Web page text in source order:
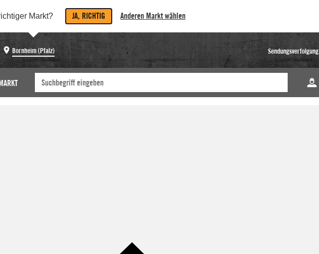
Markt? JA, RICHTIG Anderen Markt wählen
Bornheim (Pfalz) Sendungsverfolgung